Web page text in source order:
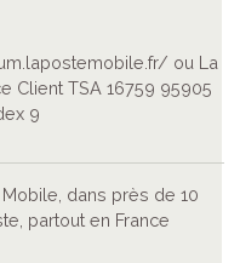
ou La
Client TSA 16759 95905
9
dans près de 10
partout en France